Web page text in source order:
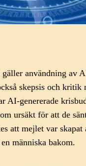
användning
skepsis och
genererade
ursäkt för att de
att mejlet var
människa bakom.